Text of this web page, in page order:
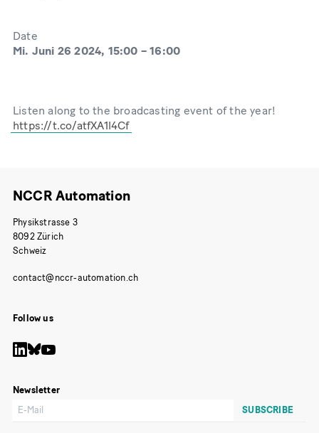
Date
Mi. Juni 26 2024, 15:00 –16:00
Listen along to the broadcasting event of the year!
https://t.co/atfXA1l4Cf
NCCR Automation
Physikstrasse 3
8092 Zürich
Schweiz
Follow us
Newsletter